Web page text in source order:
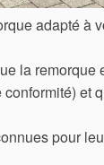
adapté à
la remorque
et
pour